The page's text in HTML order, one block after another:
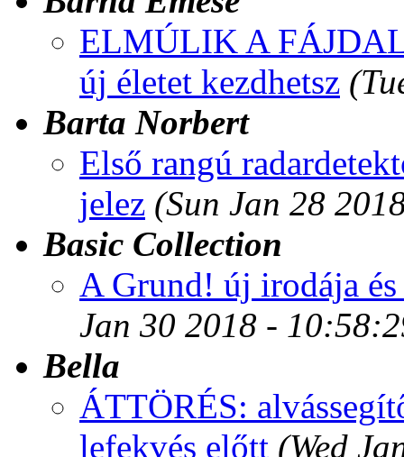
ELMÚLIK A
új életet kezdhetsz
Barta Norbert
Első rangú
jelez (Sun Jan 28
Basic Collection
A Grund! új irodája
Jan 30 2018 -
Bella
ÁTTÖRÉS:
lefekvés előtt (Wed